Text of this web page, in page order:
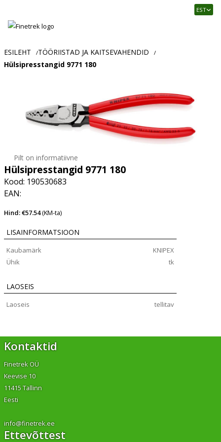
Usaldusväärne
ja
tööstusautomaatika
EST
ESILEHT /TÖÖRIISTAD JA KAITSEVAHENDID /
Hülsipresstangid 9771 180
Pilt on informatiivne
Hülsipresstangid 9771 180
Kood: 190530683
EAN:
Hind: €57.54(KM-ta)
LISAINFORMATSIOON
Kaubamärk
KNIPEX
Ühik
tk
LAOSEIS
Laoseis tellitav
Kontaktid
Finetrek OÜ
Keevise 10
11415 Tallinn
Eesti
info@finetrek.ee
Ettevõttest